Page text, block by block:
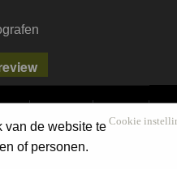
SEARCH LOG IN
Cookie
van de website te
of personen.